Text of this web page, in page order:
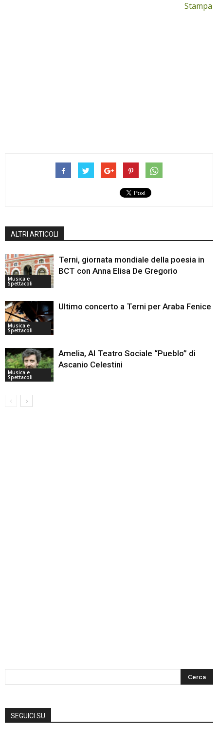
Stampa
ALTRI ARTICOLI
Musica e
Spettacoli
Terni, giornata mondiale della poesia in
BCT con Anna Elisa De Gregorio
Musica e
Spettacoli
Ultimo concerto a Terni per Araba Fenice
Musica e
Spettacoli
Amelia, Al Teatro Sociale “Pueblo” di
Ascanio Celestini
SEGUICI SU